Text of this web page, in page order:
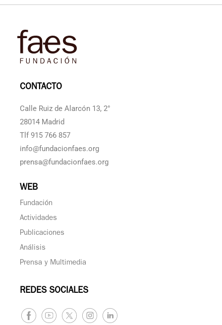
CONTACTO
Calle Ruiz de Alarcón 13, 2°
28014 Madrid
Tlf 915 766 857
info@fundacionfaes.org
prensa@fundacionfaes.org
WEB
Fundación
Actividades
Publicaciones
Análisis
Prensa y Multimedia
REDES SOCIALES